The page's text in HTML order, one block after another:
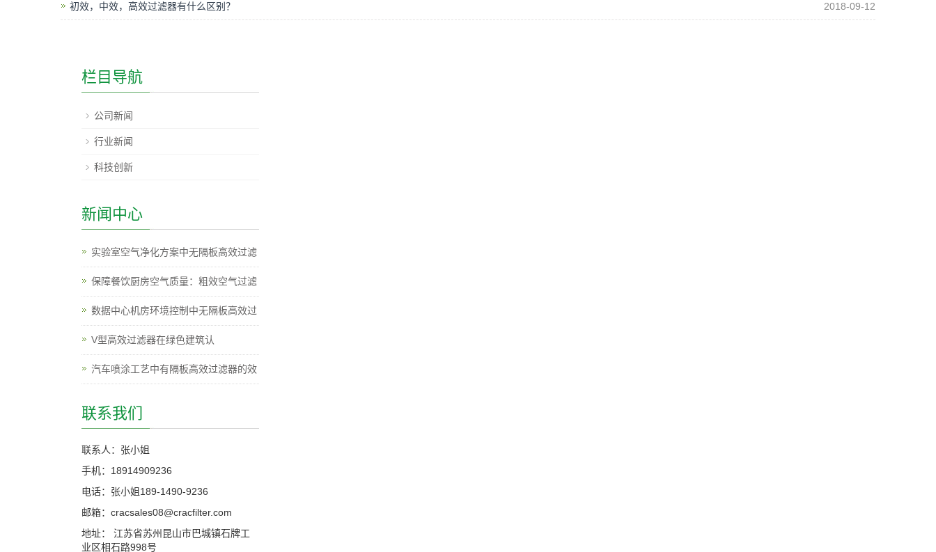
初效，中效，高效过滤器有什么区别？ 2018-09-12
栏目导航
公司新闻
行业新闻
科技创新
新闻中心
实验室空气净化方案中无隔板高效过滤
保障餐饮厨房空气质量：粗效空气过滤
数据中心机房环境控制中无隔板高效过
V型高效过滤器在绿色建筑认
汽车喷涂工艺中有隔板高效过滤器的效
联系我们
联系人：张小姐
手机：18914909236
电话：张小姐189-1490-9236
邮箱：cracsales08@cracfilter.com
地址： 江苏省苏州昆山市巴城镇石牌工
业区相石路998号